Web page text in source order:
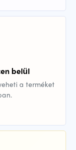
belül
a terméket